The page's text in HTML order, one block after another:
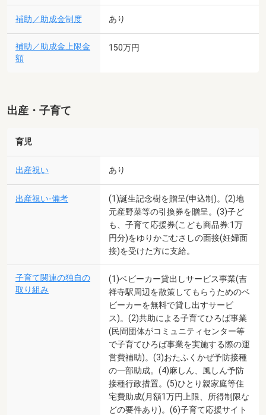
補助／助成金制度 あり
補助／助成金上限金
額
150万円
出産・子育て
育児
出産祝い あり
出産祝い-備考
(1)誕生記念樹を贈呈(申込制)。(2)地
元産野菜等の引換券を贈呈。(3)子ど
も、子育て応援券(こども商品券:1万
円分)をゆりかごむさしの面接(妊婦面
接)を受けた方に支給。
子育て関連の独自の
取り組み
(1)ベビーカー貸出しサービス事業(吉
祥寺駅周辺を散策してもらうためのベ
ビーカーを無料で貸し出すサービ
ス)。(2)共助による子育てひろば事業
(民間団体がコミュニティセンター等
で子育てひろば事業を実施する際の運
営費補助)。(3)おたふくかぜ予防接種
の一部助成。(4)麻しん、風しん予防
接種行政措置。(5)ひとり親家庭等住
宅費助成(月額1万円上限、所得制限な
どの要件あり)。(6)子育て応援サイト